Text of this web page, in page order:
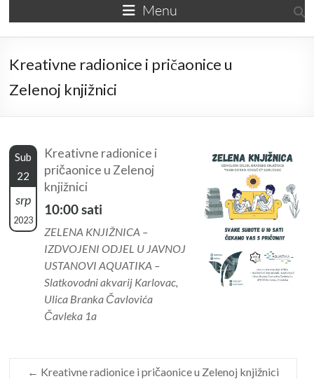
Menu
Kreativne radionice i pričaonice u
Zelenoj knjižnici
Sub
22
srp
2023
Kreativne radionice i
pričaonice u Zelenoj
knjižnici
10:00 sati
ZELENA KNJIŽNICA –
IZDVOJENI ODJEL U JAVNOJ
USTANOVI AQUATIKA –
Slatkovodni akvarij Karlovac,
Ulica Branka Čavlovića
Čavleka 1a
← Kreativne radionice i pričaonice u Zelenoj knjižnici